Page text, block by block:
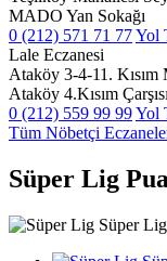
MADO Yan Sokağı
0 (212) 571 71 77Yol
Lale Eczanesi
Ataköy 3-4-11. Kısım
Ataköy 4.Kısım
0 (212) 559 99 99Yol
Tüm Nöbetçi
Süper Lig
Süper Lig